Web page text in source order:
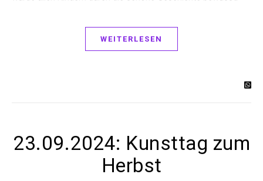
WEITERLESEN
23.09.2024: Kunsttag zum
Herbst